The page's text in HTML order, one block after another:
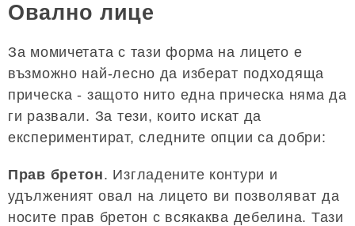
Овално лице
За момичетата с тази форма на лицето е
възможно най-лесно да изберат подходяща
прическа - защото нито една прическа няма да
ги развали. За тези, които искат да
експериментират, следните опции са добри:
Прав бретон. Изгладените контури и
удълженият овал на лицето ви позволяват да
носите прав бретон с всякаква дебелина. Тази